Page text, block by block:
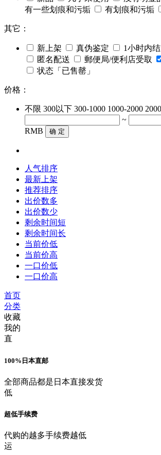
有一些划痕和污垢
有划痕和污垢
其它：
新上架 真伪鉴定 1小时内
匿名配送
郵便局/便利店受取
状态「已售罄」
价格：
不限 300以下 300-1000 1000-2000
~
RMB
确 定
人气排序
最新上架
推荐排序
出价数多
出价数少
剩余时间短
剩余时间长
当前价低
当前价高
一口价低
一口价高
首页
分类
收藏
我的
直
100%日本直邮
全部商品都是日本直接发货
低
超低手续费
代购的越多手续费越低
运